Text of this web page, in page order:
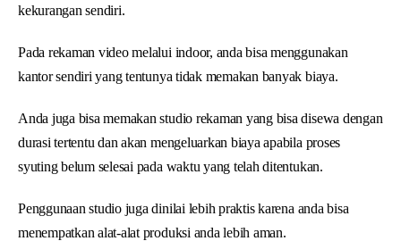
kekurangan sendiri.
Pada rekaman video melalui indoor, anda bisa menggunakan
kantor sendiri yang tentunya tidak memakan banyak biaya.
Anda juga bisa memakan studio rekaman yang bisa disewa dengan
durasi tertentu dan akan mengeluarkan biaya apabila proses
syuting belum selesai pada waktu yang telah ditentukan.
Penggunaan studio juga dinilai lebih praktis karena anda bisa
menempatkan alat-alat produksi anda lebih aman.